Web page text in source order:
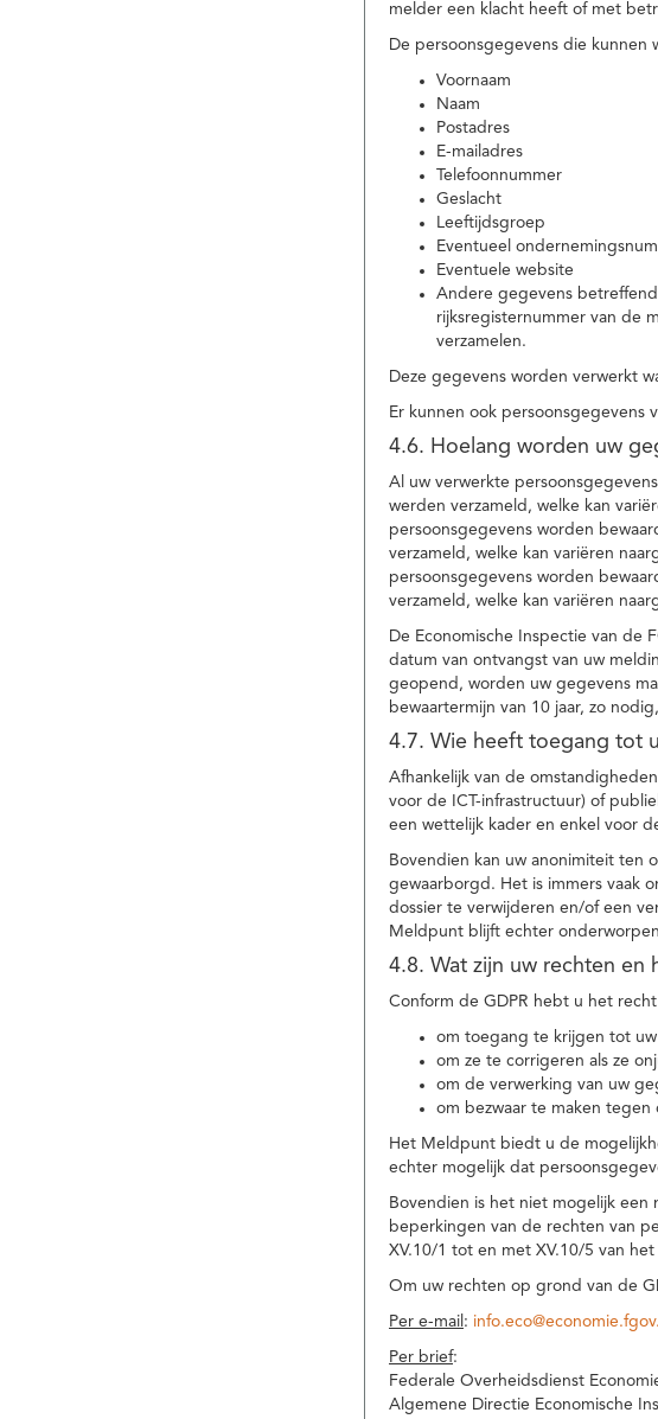
melder een klacht heeft of met
De persoonsgegevens die kunnen
Voornaam
Naam
Postadres
E-mailadres
Telefoonnummer
Geslacht
Leeftijdsgroep
Eventueel
Eventuele website
Andere gegevens
rijksregisternummer van de
verzamelen.
Deze gegevens worden verwerkt
Er kunnen ook
4.6. Hoelang worden uw
Al uw verwerkte
werden verzameld, welke kan
persoonsgegevens worden
verzameld, welke kan variëren
persoonsgegevens worden
verzameld, welke kan variëren
De Economische Inspectie van de
datum van ontvangst van uw
geopend, worden uw gegevens
bewaartermijn van 10 jaar, zo
4.7. Wie heeft toegang tot
Afhankelijk van de
voor de ICT-infrastructuur) of
een wettelijk kader en enkel voor
Bovendien kan uw anonimiteit ten
gewaarborgd. Het is immers vaak
dossier te verwijderen en/of een
Meldpunt blijft echter
4.8. Wat zijn uw rechten en
Conform de GDPR hebt u het
om toegang te krijgen tot
om ze te corrigeren als ze
om de verwerking van uw
om bezwaar te maken tegen
Het Meldpunt biedt u de
echter mogelijk dat
Bovendien is het niet mogelijk
beperkingen van de rechten van
XV.10/1 tot en met XV.10/5 van
Om uw rechten op grond van de
Per e-mail :
Per brief:
Federale Overheidsdienst
Algemene Directie Economische